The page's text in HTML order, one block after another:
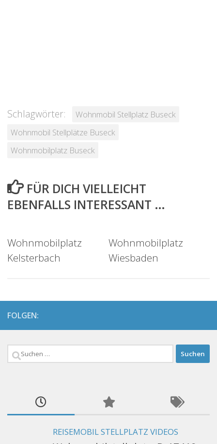
Schlagwörter:
Wohnmobil Stellplatz Buseck
Wohnmobil Stellplätze Buseck
Wohnmobilplatz Buseck
FÜR DICH VIELLEICHT
EBENFALLS INTERESSANT …
Wohnmobilplatz
Kelsterbach
Wohnmobilplatz
Wiesbaden
FOLGEN:
Suchen
REISEMOBIL STELLPLATZ VIDEOS